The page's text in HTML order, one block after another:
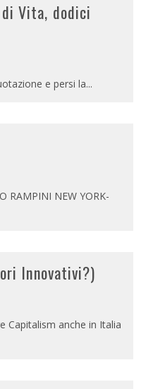
di Vita, dodici
e persi la...
RAMPINI NEW YORK-
Innovativi?)
Capitalism anche in Italia